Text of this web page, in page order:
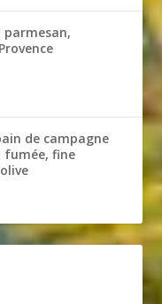
de campagne
fumée, fine